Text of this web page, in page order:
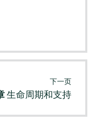
下一页
生命周期和支持